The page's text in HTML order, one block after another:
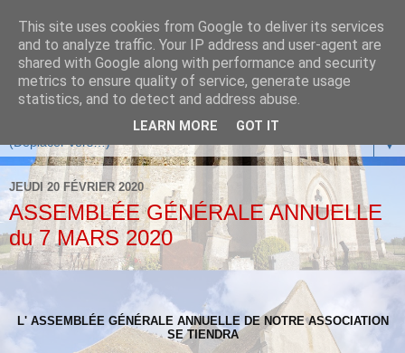
▼
JEUDI 20 FÉVRIER 2020
ASSEMBLÉE GÉNÉRALE ANNUELLE
du 7 MARS 2020
L' ASSEMBLÉE GÉNÉRALE ANNUELLE DE NOTRE ASSOCIATION
SE TIENDRA
This site uses cookies from Google to deliver its services
and to analyze traffic. Your IP address and user-agent are
shared with Google along with performance and security
metrics to ensure quality of service, generate usage
statistics, and to detect and address abuse.
LEARN MORE GOT IT